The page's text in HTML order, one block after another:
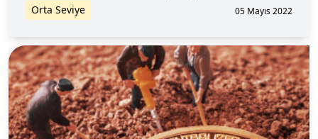
Orta Seviye 05 Mayıs 2022